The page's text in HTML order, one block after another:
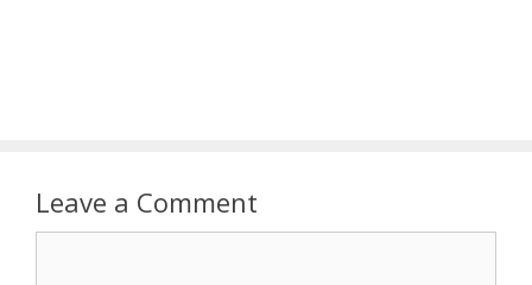
Leave a Comment